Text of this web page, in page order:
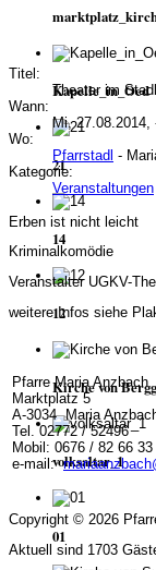
Kapelle_in_Oed
21
14
12
Kirche von
volksaltar_1
01
Titel:
Theater im Stadl
Wann:
Mi, 27.08.2014,
Wo:
Pfarrstadl -
Kategorie:
Veranstaltungen
Erben ist nicht leicht
Kriminalkomödie
Veranstalter UGKV-
weitere Infos siehe
Pfarre Maria Anzbach
Marktplatz 5
A-3034 Maria
Tel. 02772 / 52496
Mobil: 0676 / 82 66 33
e-mail:
Copyright © 2026
Aktuell sind 1703